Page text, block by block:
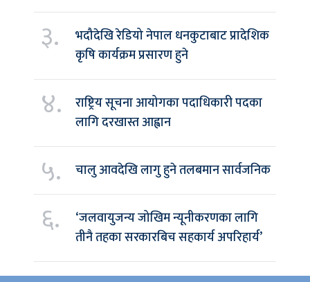
३.
भदौदेखि रेडियो नेपाल धनकुटाबाट प्रादेशिक
कृषि कार्यक्रम प्रसारण हुने
४.
राष्ट्रिय सूचना आयोगका पदाधिकारी पदका
लागि दरखास्त आह्वान
५. चालु आवदेखि लागु हुने तलबमान सार्वजनिक
६.
‘जलवायुजन्य जोखिम न्यूनीकरणका लागि
तीनै तहका सरकारबिच सहकार्य अपरिहार्य’